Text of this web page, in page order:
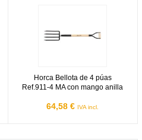
Horca Bellota de 4 púas
Ref.911-4 MA con mango anilla
64,58 € IVA incl.